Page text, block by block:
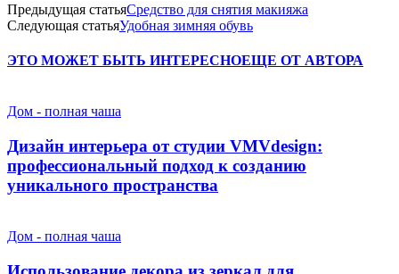
Предыдущая статьяСредство для снятия макияжа
Следующая статьяУдобная зимняя обувь
ЭТО МОЖЕТ БЫТЬ ИНТЕРЕСНОЕЩЕ ОТ АВТОРА
Дом - полная чаша
Дизайн интерьера от студии VMVdesign:
профессиональный подход к созданию
уникального пространства
Дом - полная чаша